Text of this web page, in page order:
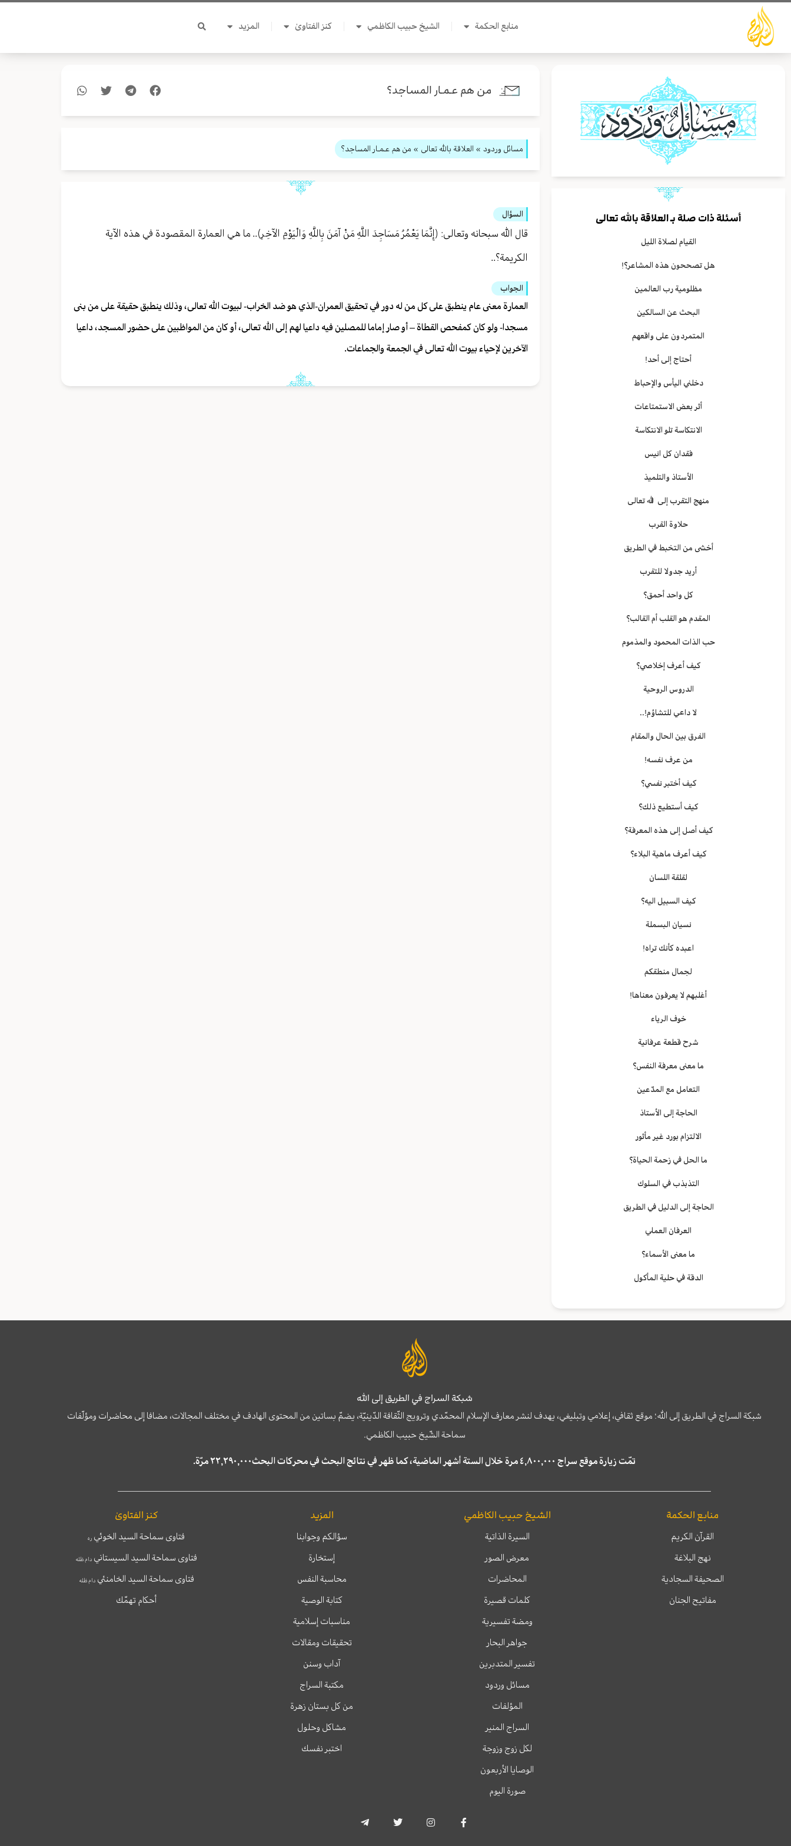
تخطي
المحتوى
منابع الحكمة الشيخ حبيب الكاظمي كنز الفتاوىٰ المزيد
أسئلة ذات صلة بـالعلاقة بالله تعالى
القيام لصلاة الليل
هل تصححون هذه المشاعر؟!
مظلومية رب العالمين
البحث عن السالكين
المتمردون على واقعهم
أحتاج إلى أحد!
دخلني اليأس والإحباط
أثر بعض الاستمتاعات
الانتكاسة تلو الانتكاسة
فقدان كل انيس
الأستاذ والتلميذ
منهج التقرب إلى الله تعالى
حلاوة القرب
أخشى من التخبط في الطريق
أريد جدولا للتقرب
كل واحد أحمق؟
المقدم هو القلب أم القالب؟
حب الذات المحمود والمذموم
كيف أعرف إخلاصي؟
الدروس الروحية
لا داعي للتشاؤم!..
الفرق بين الحال والمقام
من عرف نفسه!
كيف أختبر نفسي؟
كيف أستطيع ذلك؟
كيف أصل إلى هذه المعرفة؟
كيف أعرف ماهية البلاء؟
لقلقة اللسان
كيف السبيل اليه؟
نسيان البسملة
اعبده كأنك تراه!
لجمال منطقكم
أغلبهم لا يعرفون معناها!
خوف الرياء
شرح قطعة عرفانية
ما معنى معرفة النفس؟
التعامل مع المدّعين
الحاجة إلى الأستاذ
الالتزام بورد غير مأثور
ما الحل في زحمة الحياة؟
التذبذب في السلوك
الحاجة إلى الدليل في الطريق
العرفان العملي
ما معنى الأسماء؟
الدقة في حلية المأكول
من هم عـمـار المساجد؟
مسائل وردود » العلاقة بالله تعالى » من هم عـمـار المساجد؟
السؤال
قال الله سبحانه وتعالى: ﴿إِنَّمَا يَعْمُرُ مَسَاجِدَ اللَّهِ مَنْ آمَنَ بِاللَّهِ وَالْيَوْمِ الآخِرِ﴾.. ما هي العمارة المقصودة في هذه الآية
الكريمة؟..
الجواب
العمارة معنى عام ينطبق على كل من له دور في تحقيق العمران-الذي هو ضد الخراب- لبيوت الله تعالى، وذلك ينطبق حقيقة على من بنى
مسجدا- ولو كان كمفحص القطاة – أو صار إماما للمصلين فيه داعيا لهم إلى الله تعالى، أو كان من المواظبين على حضور المسجد، داعيا
الآخرين لإحياء بيوت الله تعالى في الجمعة والجماعات.
شبكة السراج في الطريق إلى الله
شبكة السراج في الطريق إلى الله؛ موقع ثقافي، إعلامي وتبليغي، يهدف لنشر معارف الإسلام المحمّدي وترويج الثّقافة الدّينيّة، يضمّ بساتين من المحتوى الهادف في مختلف المجالات، مضافا إلى محاضرات ومؤلّفات
سماحة الشّيخ حبيب الكاظمي.
تمّت زيارة موقع سراج ٤,٨٠٠,٠٠٠ مرة خلال الستة أشهر الماضية، كما ظهر في نتائج البحث في محركات البحث٢٢,٢٩٠,٠٠٠ مرّة.
منابع الحكمة
القرآن الكريم
نهج البلاغة
الصحيفة السجادية
مفاتيح الجنان
الشيخ حبيب الكاظمي
السيرة الذاتية
معرض الصور
المحاضرات
كلمات قصيرة
ومضة تفسيرية
جواهر البحار
تفسير المتدبرين
مسائل وردود
المؤلفات
السراج المنير
لكل زوج وزوجة
الوصايا الأربعون
صورة اليوم
المزيد
سؤالكم وجوابنا
إستخارة
محاسبة النفس
كتابة الوصية
مناسبات إسلامية
تحقيقات ومقالات
آداب وسنن
مكتبة السراج
من كل بستان زهرة
مشاكل وحلول
اختبر نفسك
كنز الفتاوىٰ
فتاوى سماحة السيد الخوئي ره
فتاوى سماحة السيد السيستاني دام ظله
فتاوى سماحة السيد الخامنئيدام ظله
أحكام تهمّك
c
s
i
l